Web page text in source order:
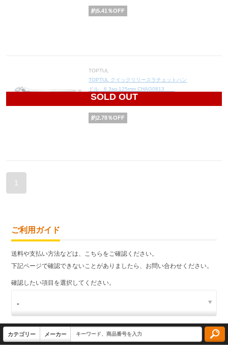
約5.41 ％OFF
SOLD OUT
TOPTUL
TOPTUL クイックリリースラチェットハン
ドル 6.3sq-125mm CHAG0813
3,500
約2.78％OFF
1
ご利用ガイド
送料や支払い方法などは、こちらをご確認ください。
下記ページで確認できないことがありましたら、お問い合わせください。
確認したい項目を選択してください。